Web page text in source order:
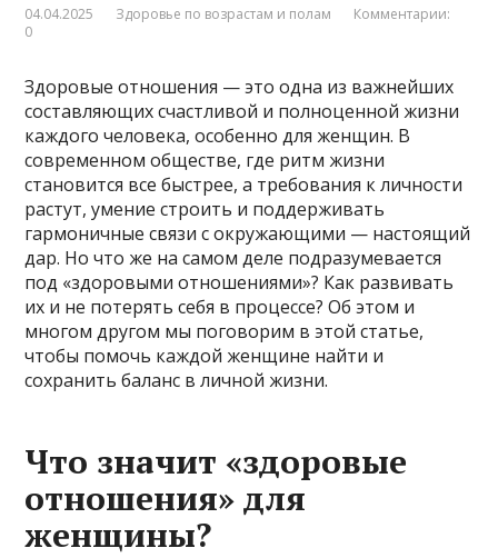
04.04.2025 Здоровье по возрастам и полам
Комментарии:
0
Здоровые отношения — это одна из важнейших
составляющих счастливой и полноценной жизни
каждого человека, особенно для женщин. В
современном обществе, где ритм жизни
становится все быстрее, а требования к личности
растут, умение строить и поддерживать
гармоничные связи с окружающими — настоящий
дар. Но что же на самом деле подразумевается
под «здоровыми отношениями»? Как развивать
их и не потерять себя в процессе? Об этом и
многом другом мы поговорим в этой статье,
чтобы помочь каждой женщине найти и
сохранить баланс в личной жизни.
Что значит «здоровые
отношения» для
женщины?